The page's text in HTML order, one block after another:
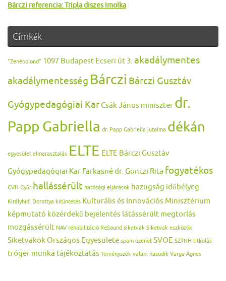
Bárczi referencia: Tripla diszes Imolka
Címkék
"Zenebolond" 1097 Budapest Ecseri út 3. akadálymentes
akadálymentesség Bárczi Bárczi Gusztáv
Gyógypedagógiai KarCsák János miniszter dr.
Papp Gabriella dr. Papp Gabriella jutalma dékán
egyesület elmarasztalás ELTE ELTE Bárczi Gusztáv
Gyógypedagógiai Kar Farkasné dr. Gönczi Rita fogyatékos
GVH Győr hallássérült hatósági eljárások hazugság időbélyeg
Királyhidi Dorottya kitüntetés Kulturális és Innovációs Minisztérium
képmutató közérdekű bejelentés látássérült megtorlás
mozgássérült NAV rehabilitáció ReSound siketvak Siketvak eszközök
Siketvakok Országos Egyesülete spam üzenet SVOE SZTNH titkolás
tróger munka tájékoztatás Törvényszék valaki hazudik Varga Ágnes